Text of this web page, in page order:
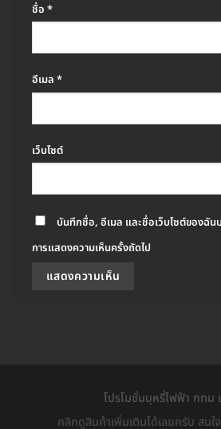
ชื่อ *
อีเมล *
เว็บไซต์
บันทึกชื่อ, อีเมล และชื่อเว็บไซต์ของฉัน
การแสดงความเห็นครั้งถัดไป
โปรโมชั่นบุหรี่ไฟฟ้า กทม
คลิกดูสินค้าเพิ่มเติมได้เลยครับ สนใ